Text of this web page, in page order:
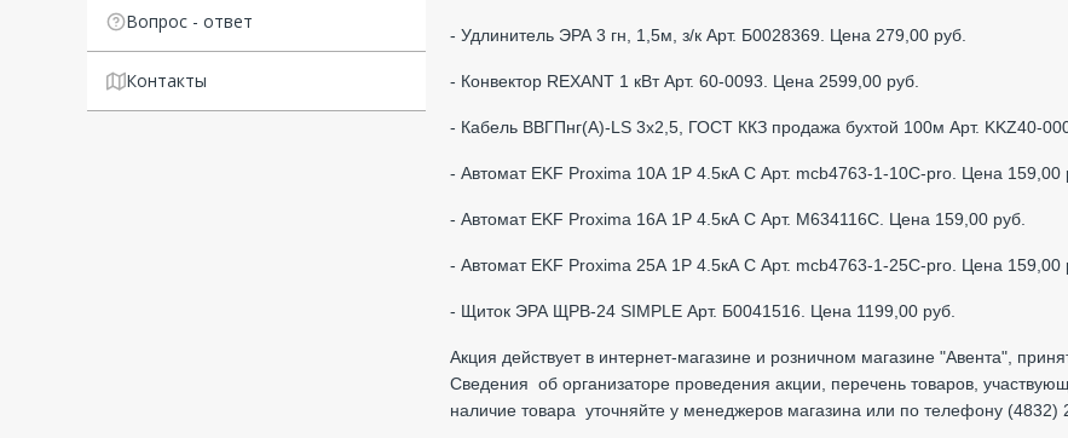
Вопрос - ответ
Контакты
- Удлинитель ЭРА 3 гн, 1,5м, з/к Арт. Б0028369. Цена 279,00 руб.
- Конвектор REXANT 1 кВт Арт. 60-0093. Цена 2599, 00 руб.
- Кабель ВВГПнг(А)-LS 3х2,5, ГОСТ ККЗ продажа бухтой 100м Арт. KKZ40-
- Автомат EKF Proxima 10А 1Р 4.5кА С Арт. mcb4763-1-10C-pro. Цена 159 ,00
- Автомат EKF Proxima 16А 1Р 4.5кА С Арт. M634116C . Цена 159 ,00 руб.
- Автомат EKF Proxima 25А 1Р 4.5кА С Арт. mcb4763-1-25C-pro. Цена 159 ,00
- Щиток ЭРА ЩРВ-24 SIMPLE Арт. Б0041516. Цена 1199,00 руб.
Акция действует в интернет-магазине и розничном магазине "Авента",
Сведения об организаторе проведения акции, перечень товаров,
наличие товара уточняйте у менеджеров магазина или по телефону (4832)